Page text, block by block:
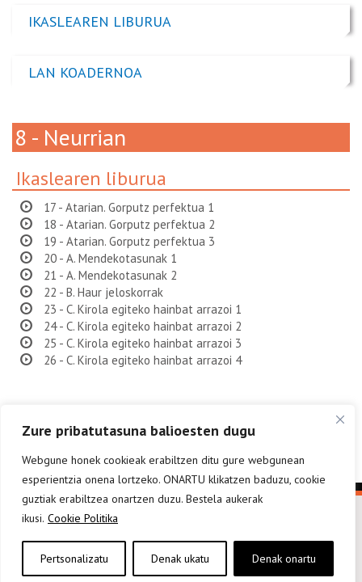
Zure pribatutasuna balioesten dugu
Webgune honek cookieak erabiltzen ditu gure webgunean
esperientzia onena lortzeko. ONARTU klikatzen baduzu, cookie
guztiak erabiltzea onartzen duzu. Bestela aukerak
ikusi. Cookie Politika
Pertsonalizatu Denak ukatu Denak onartu
IKASLEAREN LIBURUA
LAN KOADERNOA
8 - Neurrian
Ikaslearen liburua
17 - Atarian. Gorputz perfektua 1
18 - Atarian. Gorputz perfektua 2
19 - Atarian. Gorputz perfektua 3
20 - A. Mendekotasunak 1
21 - A. Mendekotasunak 2
22 - B. Haur jeloskorrak
23 - C. Kirola egiteko hainbat arrazoi 1
24 - C. Kirola egiteko hainbat arrazoi 2
25 - C. Kirola egiteko hainbat arrazoi 3
26 - C. Kirola egiteko hainbat arrazoi 4